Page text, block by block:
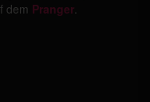
dem Pranger.